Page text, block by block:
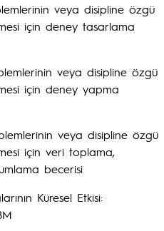
veya disipline özgü
için deney tasarlama
veya disipline özgü
için deney yapma
veya disipline özgü
için veri toplama,
becerisi
Küresel Etkisi: